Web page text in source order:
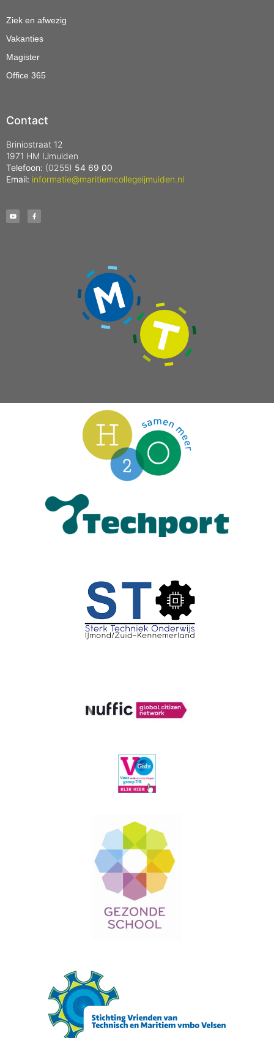
Ziek en afwezig
Vakanties
Magister
Office 365
Contact
Briniostraat 12
1971 HM IJmuiden
Telefoon: (0255) 54 69 00
Email: informatie@maritiemcollegeijmuiden.nl